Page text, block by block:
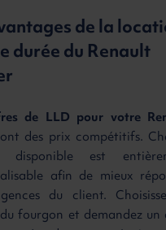
de la
durée du Renault
de LLD pour votre
ont des prix compétitifs.
disponible est
afin de mieux
du client.
fourgon et demandez un